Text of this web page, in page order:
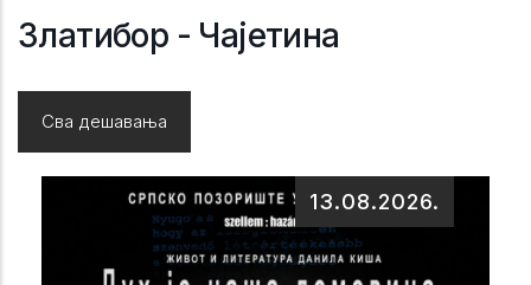
Златибор - Чајетина
Сва дешавања
13.08.2026.